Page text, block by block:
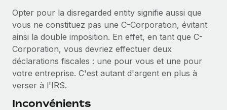
Opter pour la disregarded entity signifie aussi que
vous ne constituez pas une C-Corporation, évitant
ainsi la double imposition. En effet, en tant que C-
Corporation, vous devriez effectuer deux
déclarations fiscales : une pour vous et une pour
votre entreprise. C'est autant d'argent en plus à
verser à l'IRS.
Inconvénients